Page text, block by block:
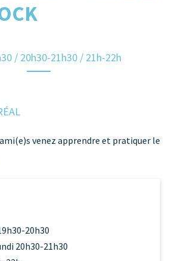
/ 20h30-21h30 / 21h-22h
venez apprendre et pratiquer le
20h30
20h30-21h30